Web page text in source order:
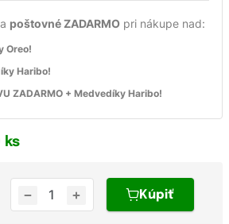
a poštovné ZADARMO pri nákupe nad:
Oreo!
Haribo!
ZADARMO + Medvedíky Haribo!
ks
Kúpiť